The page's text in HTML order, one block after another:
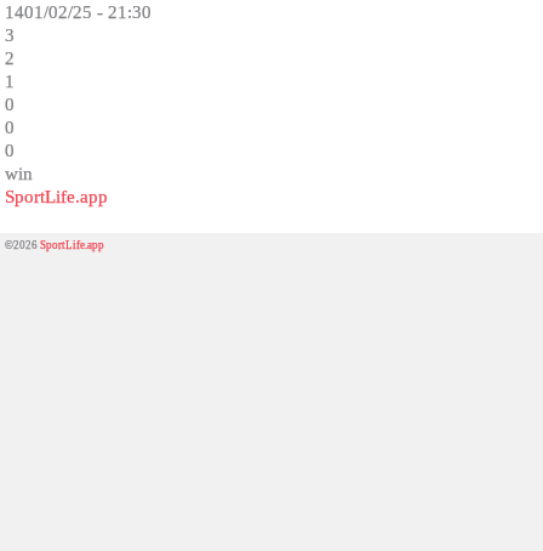
1401/02/25 - 21:30
3
2
1
0
0
0
win
SportLife.app
©2026SportLife.app